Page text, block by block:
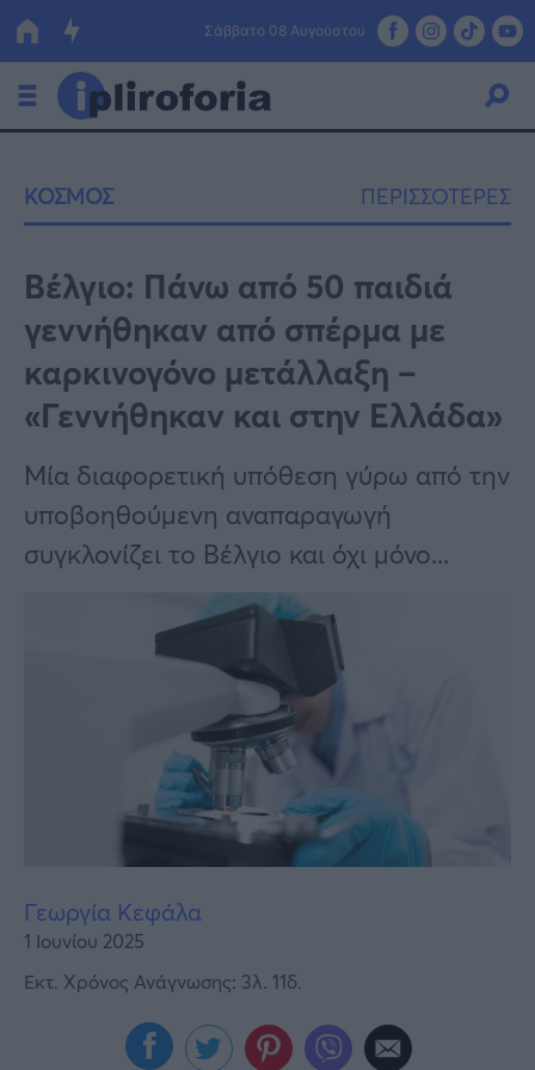
Σάββατο 08 Αυγούστου
Οικονομία
Πολιτική
Τράπεζες
Επιδοτήσεις
Κόσμος
Lifestyle
Αθλητικά
Υγεία
ΚΟΣΜΟΣ ΠΕΡΙΣΣΟΤΕΡΕΣ
Βέλγιο: Πάνω από 50 παιδιά
γεννήθηκαν από σπέρμα με
καρκινογόνο μετάλλαξη –
«Γεννήθηκαν και στην Ελλάδα»
Μία διαφορετική υπόθεση γύρω από την
υποβοηθούμενη αναπαραγωγή
συγκλονίζει το Βέλγιο και όχι μόνο...
Γεωργία Κεφάλα
1 Ιουνίου 2025
Εκτ. Χρόνος Ανάγνωσης: 3λ. 11δ.